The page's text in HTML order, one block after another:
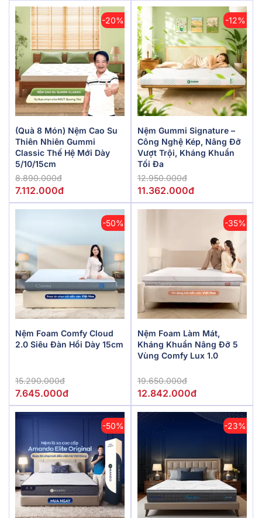
-20%
(Quà 8 Món) Nệm Cao Su
Thiên Nhiên Gummi
Classic Thế Hệ Mới Dày
5/10/15cm
8.890.000đ
7.112.000đ
-12%
Nệm Gummi Signature –
Công Nghệ Kép, Nâng Đỡ
Vượt Trội, Kháng Khuẩn
Tối Đa
12.950.000đ
11.362.000đ
-50%
Nệm Foam Comfy Cloud
2.0 Siêu Đàn Hồi Dày 15cm
15.290.000đ
7.645.000đ
-35%
Nệm Foam Làm Mát,
Kháng Khuẩn Nâng Đỡ 5
Vùng Comfy Lux 1.0
19.650.000đ
12.842.000đ
-50% -23%